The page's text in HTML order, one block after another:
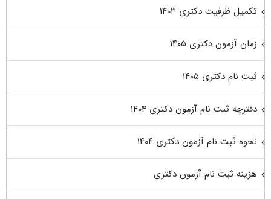
تکمیل ظرفیت دکتری ۱۴۰۳
زمان آزمون دکتری ۱۴۰۵
ثبت نام دکتری ۱۴۰۵
دفترچه ثبت نام آزمون دکتری ۱۴۰۴
نحوه ثبت نام آزمون دکتری ۱۴۰۴
هزینه ثبت نام آزمون دکتری